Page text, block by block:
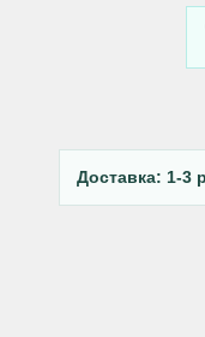
Доставка: 1-3